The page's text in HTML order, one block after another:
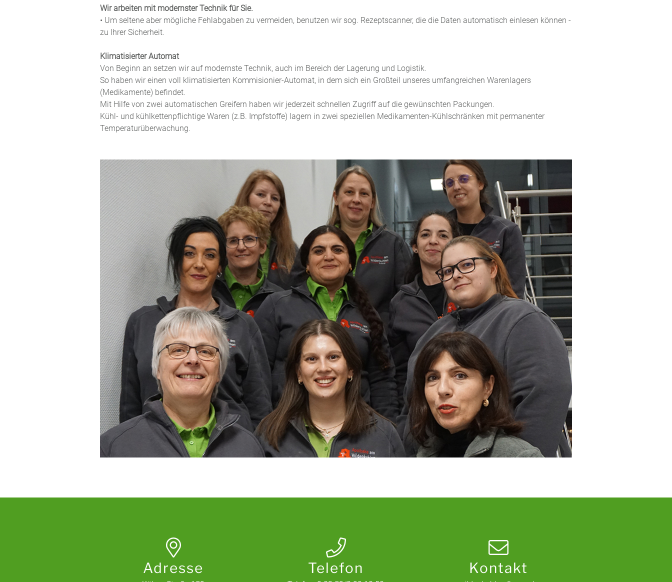
Wir arbeiten mit modernster Technik für Sie.
• Um seltene aber mögliche Fehlabgaben zu vermeiden, benutzen wir sog. Rezeptscanner, die die Daten automatisch einlesen können -
zu Ihrer Sicherheit.
Klimatisierter Automat
Von Beginn an setzen wir auf modernste Technik, auch im Bereich der Lagerung und Logistik.
So haben wir einen voll klimatisierten Kommisionier-Automat, in dem sich ein Großteil unseres umfangreichen Warenlagers
(Medikamente) befindet.
Mit Hilfe von zwei automatischen Greifern haben wir jederzeit schnellen Zugriff auf die gewünschten Packungen.
Kühl- und kühlkettenpflichtige Waren (z.B. Impfstoffe) lagern in zwei speziellen Medikamenten-Kühlschränken mit permanenter
Temperaturüberwachung.
Adresse Telefon Kontakt